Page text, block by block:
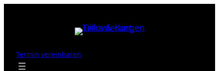
Termin vereinbaren